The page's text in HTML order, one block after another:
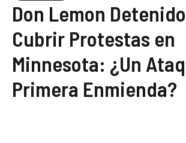
Don Lemon
Cubrir Protestas en
Minnesota: ¿Un
Primera Enmienda?